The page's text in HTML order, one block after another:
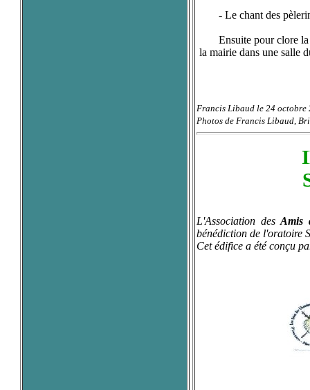
- Le chant des
Ensuite pour clore la
la mairie dans une salle
Francis Libaud le 24 octobre
Photos de Francis Libaud,
L'Association desAmis
bénédiction de l'oratoire
Cet édifice a été conçu